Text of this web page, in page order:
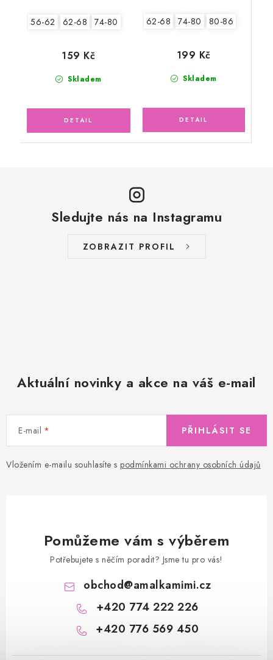
56-62 62-68 74-80
Skladem
159 Kč
62-68 74-80 80-86
Skladem
199 Kč
Sledujte nás na Instagramu
ZOBRAZIT PROFIL
Aktuální novinky a akce na váš e-mail
E-mail
Vložením e-mailu souhlasíte s podmínkami ochrany osobních údajů
PŘIHLÁSIT SE
Pomůžeme vám s výběrem
Potřebujete s něčím poradit? Jsme tu pro vás!
obchod@amalkamimi.cz
+420 774 222 226
+420 776 569 450